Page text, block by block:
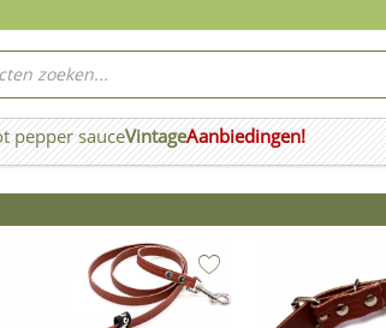
pepper sauceVintageAanbiedingen!